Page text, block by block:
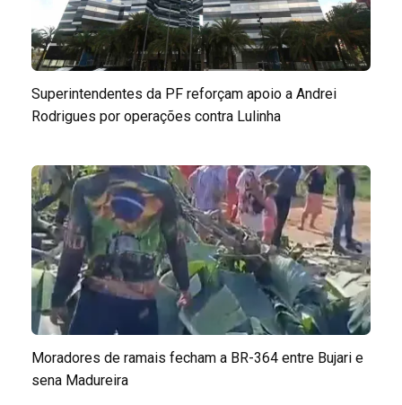
Superintendentes da PF reforçam apoio a Andrei
Rodrigues por operações contra Lulinha
Moradores de ramais fecham a BR-364 entre Bujari e
sena Madureira